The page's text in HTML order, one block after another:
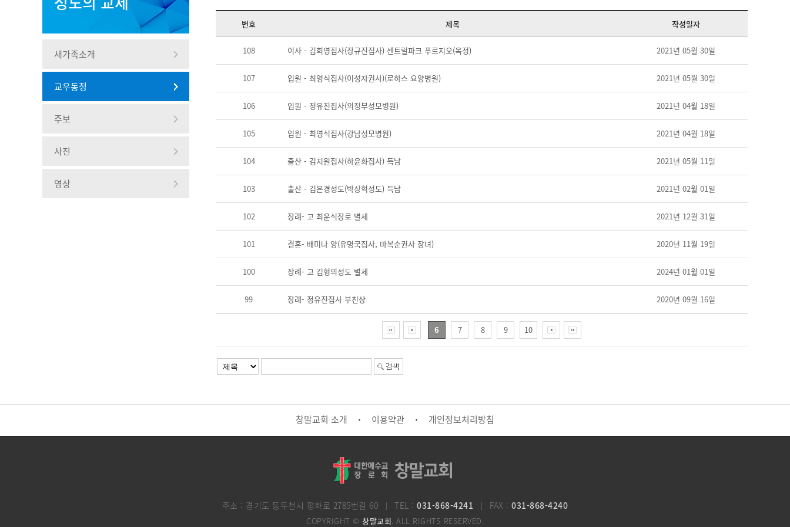
새가족소개
교우동정
주보
사진
영상
번호 제목 작성일자
108 이사 - 김희영집사(장규진집사) 센트럴파크 푸르지오(옥정) 2021년 05월 30일
107 입원 - 최영식집사(이성자권사)(로하스 요양병원) 2021년 05월 30일
106 입원 - 정유진집사(의정부성모병원) 2021년 04월 18일
105 입원 - 최영식집사(강남성모병원) 2021년 04월 18일
104 출산 - 김지원집사(하윤화집사) 득남 2021년 05월 11일
103 출산 - 김은경성도(박상혁성도) 득남 2021년 02월 01일
102 장례- 고 최운식장로 별세 2021년 12월 31일
101 결혼- 배미나 양(유명국집사, 마복순권사 장녀) 2020년 11월 19일
100 장례- 고 김형의성도 별세 2024년 01월 01일
99 장례- 정유진집사 부친상 2020년 09월 16일
6 7 8 9 10
창말교회 소개 · 이용약관 · 개인정보처리방침
주소 : 경기도 동두천시 평화로 2785번길 60 TEL :031-868-4241 FAX :031-868-4240
COPYRIGHT © 창말교회. ALL RIGHTS RESERVED.